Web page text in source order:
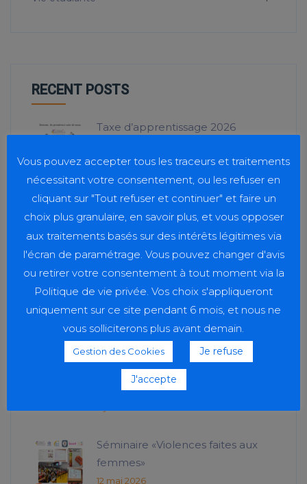
RECENT POSTS
Taxe d’apprentissage 2026
Journée Handicap Interfilières
20 juillet 2026
Sport et solidarité
23 juin 2026
Conférence IFCS « Le sens du
travail, à quelles conditions ? » – 25
juin 2026
Séminaire «Violences faites aux
femmes»
12 mai 2026
Vous pouvez accepter tous les traceurs et traitements
nécessitant votre consentement, ou les refuser en
cliquant sur "Tout refuser et continuer" et faire un
choix plus granulaire, en savoir plus, et vous opposer
aux traitements basés sur des intérêts légitimes via
l'écran de paramétrage. Vous pouvez changer d'avis
ou retirer votre consentement à tout moment via la
Politique de vie privée. Vos choix s'appliqueront
uniquement sur ce site pendant 6 mois, et nous ne
vous solliciterons plus avant demain.
Gestion des Cookies Je refuse
J'accepte